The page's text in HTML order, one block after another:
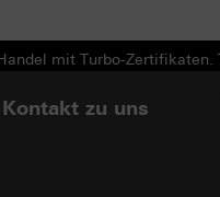
mit Turbo-
zu uns